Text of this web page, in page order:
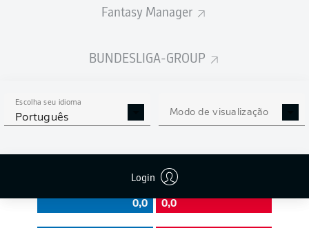
Fantasy Manager
BUNDESLIGA-GROUP
Escolha seu idioma
Português Modo de visualização
Login
0
0 % Precisão 0 %
EFICIÊNCIA DE PASSES
0,0 0,0